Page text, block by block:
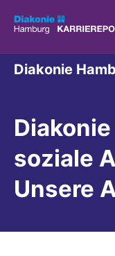
Diakonie
soziale
Unsere